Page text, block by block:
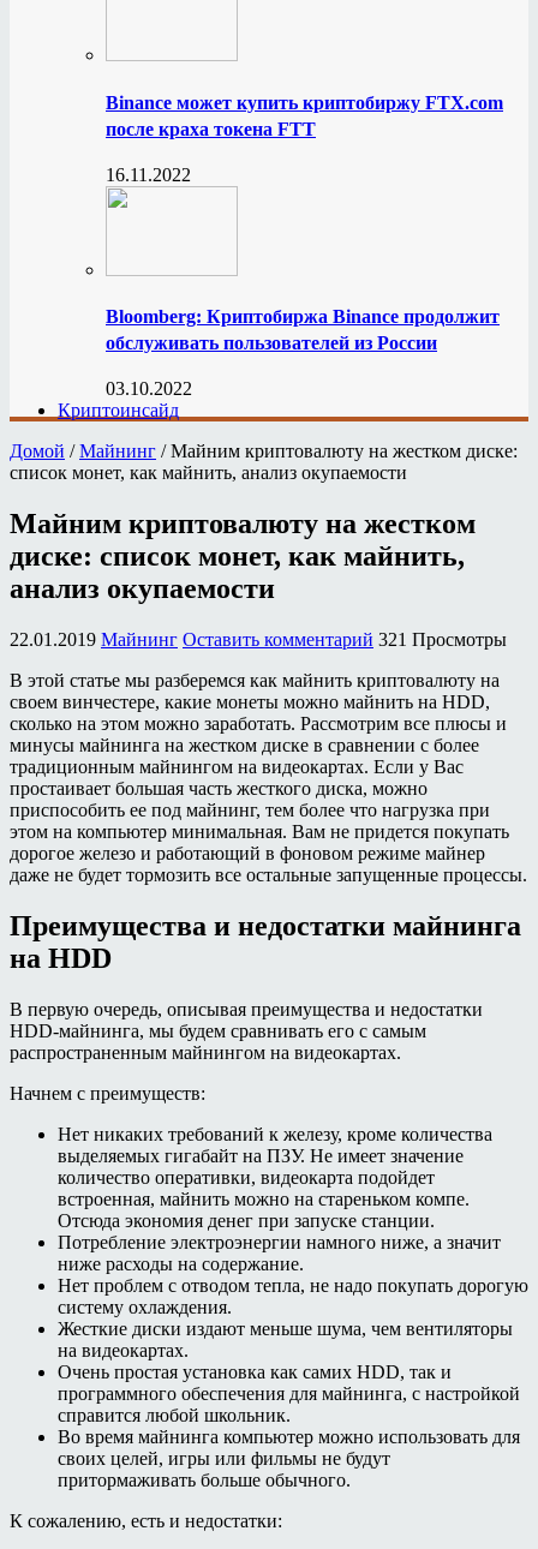
Binance может купить криптобиржу FTX.com
после краха токена FTT
16.11.2022
Bloomberg: Криптобиржа Binance продолжит
обслуживать пользователей из России
03.10.2022
Криптоинсайд
Домой / Майнинг / Майним криптовалюту на жестком диске:
список монет, как майнить, анализ окупаемости
Майним криптовалюту на жестком
диске: список монет, как майнить,
анализ окупаемости
22.01.2019 Майнинг Оставить комментарий 321 Просмотры
В этой статье мы разберемся как майнить криптовалюту на
своем винчестере, какие монеты можно майнить на HDD,
сколько на этом можно заработать. Рассмотрим все плюсы и
минусы майнинга на жестком диске в сравнении с более
традиционным майнингом на видеокартах. Если у Вас
простаивает большая часть жесткого диска, можно
приспособить ее под майнинг, тем более что нагрузка при
этом на компьютер минимальная. Вам не придется покупать
дорогое железо и работающий в фоновом режиме майнер
даже не будет тормозить все остальные запущенные процессы.
Преимущества и недостатки майнинга
на HDD
В первую очередь, описывая преимущества и недостатки
HDD-майнинга, мы будем сравнивать его с самым
распространенным майнингом на видеокартах.
Начнем с преимуществ:
Нет никаких требований к железу, кроме количества
выделяемых гигабайт на ПЗУ. Не имеет значение
количество оперативки, видеокарта подойдет
встроенная, майнить можно на стареньком компе.
Отсюда экономия денег при запуске станции.
Потребление электроэнергии намного ниже, а значит
ниже расходы на содержание.
Нет проблем с отводом тепла, не надо покупать дорогую
систему охлаждения.
Жесткие диски издают меньше шума, чем вентиляторы
на видеокартах.
Очень простая установка как самих HDD, так и
программного обеспечения для майнинга, с настройкой
справится любой школьник.
Во время майнинга компьютер можно использовать для
своих целей, игры или фильмы не будут
притормаживать больше обычного.
К сожалению, есть и недостатки: